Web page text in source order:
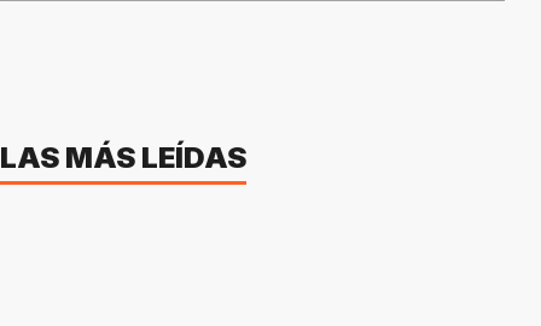
LAS MÁS LEÍDAS